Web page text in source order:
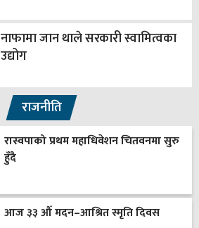
नाफामा जान थाले सरकारी स्वामित्वका
उद्योग
राजनीति
रास्वपाको प्रथम महाधिवेशन चितवनमा सुरु
हुँदै
आज ३३ औँ मदन–आश्रित स्मृति दिवस